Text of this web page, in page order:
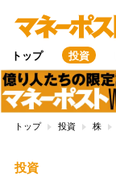
トップ 投資
トップ 投資 株
投資